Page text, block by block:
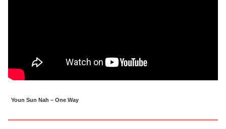
Youn Sun Nah – One Way